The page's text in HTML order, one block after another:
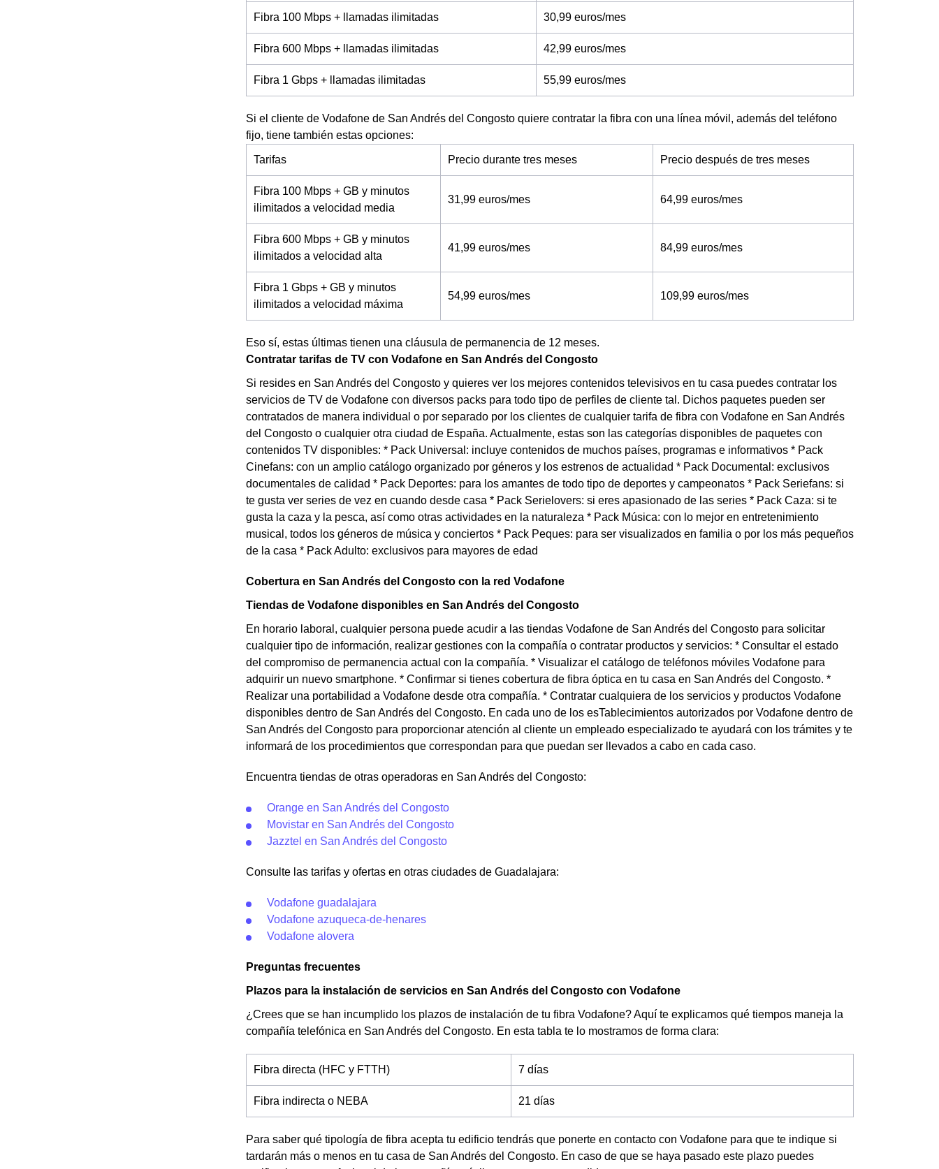
Fibra 100 Mbps + llamadas ilimitadas 30,99 euros/mes
Fibra 600 Mbps + llamadas ilimitadas 42,99 euros/mes
Fibra 1 Gbps + llamadas ilimitadas 55,99 euros/mes
Si el cliente de Vodafone de San Andrés del Congosto quiere contratar la fibra con una línea móvil, además del teléfono
fijo, tiene también estas opciones:
Tarifas Precio durante tres meses Precio después de tres meses
Fibra 100 Mbps + GB y minutos
ilimitados a velocidad media
31,99 euros/mes 64,99 euros/mes
Fibra 600 Mbps + GB y minutos
ilimitados a velocidad alta
41,99 euros/mes 84,99 euros/mes
Fibra 1 Gbps + GB y minutos
ilimitados a velocidad máxima
54,99 euros/mes 109,99 euros/mes
Eso sí, estas últimas tienen una cláusula de permanencia de 12 meses.
Contratar tarifas de TV con Vodafone en San Andrés del Congosto
Si resides en San Andrés del Congosto y quieres ver los mejores contenidos televisivos en tu casa puedes contratar los
servicios de TV de Vodafone con diversos packs para todo tipo de perfiles de cliente tal. Dichos paquetes pueden ser
contratados de manera individual o por separado por los clientes de cualquier tarifa de fibra con Vodafone en San Andrés
del Congosto o cualquier otra ciudad de España. Actualmente, estas son las categorías disponibles de paquetes con
contenidos TV disponibles: * Pack Universal: incluye contenidos de muchos países, programas e informativos * Pack
Cinefans: con un amplio catálogo organizado por géneros y los estrenos de actualidad * Pack Documental: exclusivos
documentales de calidad * Pack Deportes: para los amantes de todo tipo de deportes y campeonatos * Pack Seriefans: si
te gusta ver series de vez en cuando desde casa * Pack Serielovers: si eres apasionado de las series * Pack Caza: si te
gusta la caza y la pesca, así como otras actividades en la naturaleza * Pack Música: con lo mejor en entretenimiento
musical, todos los géneros de música y conciertos * Pack Peques: para ser visualizados en familia o por los más pequeños
de la casa * Pack Adulto: exclusivos para mayores de edad
Cobertura en San Andrés del Congosto con la red Vodafone
Tiendas de Vodafone disponibles en San Andrés del Congosto
En horario laboral, cualquier persona puede acudir a las tiendas Vodafone de San Andrés del Congosto para solicitar
cualquier tipo de información, realizar gestiones con la compañía o contratar productos y servicios: * Consultar el estado
del compromiso de permanencia actual con la compañía. * Visualizar el catálogo de teléfonos móviles Vodafone para
adquirir un nuevo smartphone. * Confirmar si tienes cobertura de fibra óptica en tu casa en San Andrés del Congosto. *
Realizar una portabilidad a Vodafone desde otra compañía. * Contratar cualquiera de los servicios y productos Vodafone
disponibles dentro de San Andrés del Congosto. En cada uno de los esTablecimientos autorizados por Vodafone dentro de
San Andrés del Congosto para proporcionar atención al cliente un empleado especializado te ayudará con los trámites y te
informará de los procedimientos que correspondan para que puedan ser llevados a cabo en cada caso.
Encuentra tiendas de otras operadoras en San Andrés del Congosto:
Orange en San Andrés del Congosto
Movistar en San Andrés del Congosto
Jazztel en San Andrés del Congosto
Consulte las tarifas y ofertas en otras ciudades de Guadalajara:
Vodafone guadalajara
Vodafone azuqueca-de-henares
Vodafone alovera
Preguntas frecuentes
Plazos para la instalación de servicios en San Andrés del Congosto con Vodafone
¿Crees que se han incumplido los plazos de instalación de tu fibra Vodafone? Aquí te explicamos qué tiempos maneja la
compañía telefónica en San Andrés del Congosto. En esta tabla te lo mostramos de forma clara:
Fibra directa (HFC y FTTH) 7 días
Fibra indirecta o NEBA 21 días
Para saber qué tipología de fibra acepta tu edificio tendrás que ponerte en contacto con Vodafone para que te indique si
tardarán más o menos en tu casa de San Andrés del Congosto. En caso de que se haya pasado este plazo puedes